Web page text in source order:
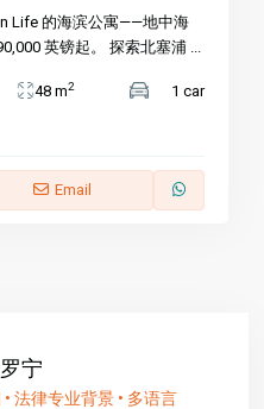
Life 的海滨公寓——地中海
英镑起。 探索北塞浦 ...
48 m2
1 car
Email
宁
法律专业背景 • 多语言